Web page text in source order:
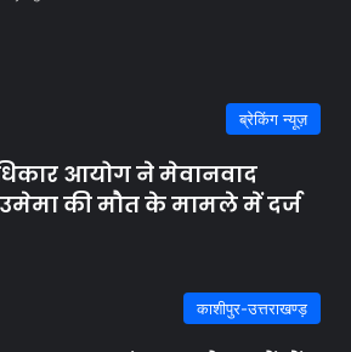
ब्रेकिंग न्यूज़
आयोग ने मेवानवाद
उमेमा की मौत के मामले में दर्ज
काशीपुर-उत्तराखण्ड़